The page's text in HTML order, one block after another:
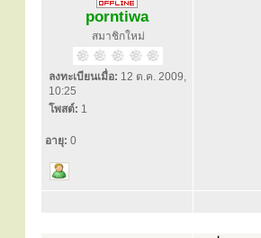
porntiwa
สมาชิกใหม่
ลงทะเบียนเมื่อ: 12 ต.ค. 2009,
10:25
โพสต์: 1
อายุ: 0